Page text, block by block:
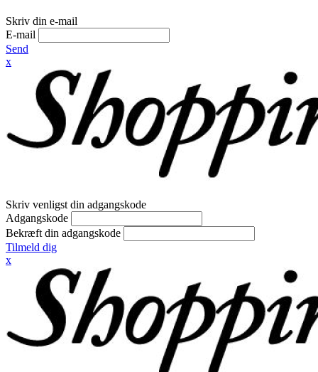
Skriv din e-mail
E-mail
Send
x
Skriv venligst din adgangskode
Adgangskode
Bekræft din adgangskode
Tilmeld dig
x